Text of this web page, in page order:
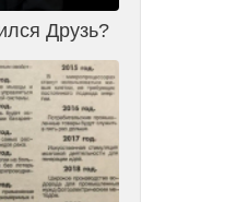
Друзь?